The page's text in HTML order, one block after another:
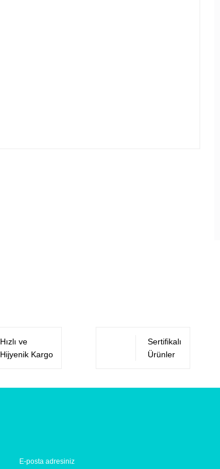
Hızlı ve
Hijyenik Kargo
Sertifikalı
Ürünler